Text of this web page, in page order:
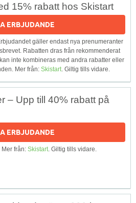
15% rabatt hos Skistart
ERBJUDANDE
gäller endast nya prenumeranter
Rabatten dras från rekommenderat
inte kombineras med andra rabatter eller
Mer från: Skistart. Giltig tills vidare.
– Upp till 40% rabatt på
ERBJUDANDE
från: Skistart. Giltig tills vidare.